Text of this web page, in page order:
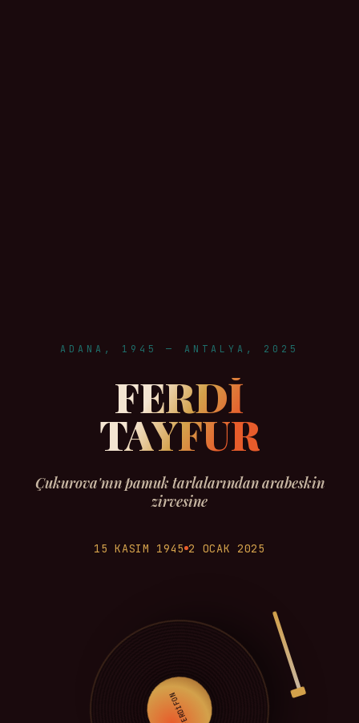
ADANA, 1945 — ANTALYA, 2025
FERDİ
TAYFUR
Çukurova'nın pamuk tarlalarından arabeskin
zirvesine
15 KASIM 1945 2 OCAK 2025